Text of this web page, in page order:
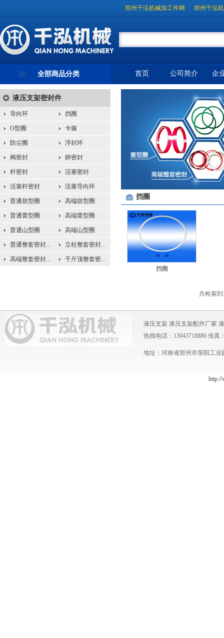
郑州千泓机械加工件网 郑州千泓
全部商品分类
液压支架密封件
导向环 挡圈
O型圈 卡箍
防尘圈 浮封环
阀密封 静密封
杆密封 活塞密封
活塞杆密封 活塞导向环
普通鼓型圈 高端鼓型圈
普通蕾型圈 高端蕾型圈
普通山型圈 高端山型圈
普通整套密封... 立柱整套密封...
高端整套密封... 千斤顶整套密...
首页 公司简介 企
挡圈
挡圈
共检索到
液压支架 液压支架配件厂家
热线电话：13043718886 传真
地址：河南省郑州市荥阳工业
http://